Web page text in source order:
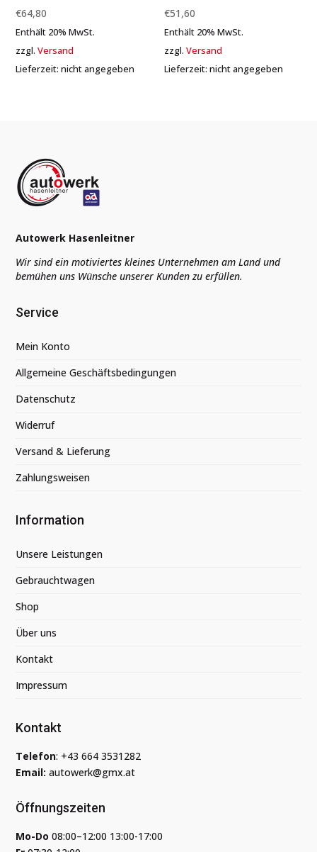
€64,80
Enthält 20% MwSt.
zzgl.Versand
Lieferzeit: nicht angegeben
€51,60
Enthält 20% MwSt.
zzgl.Versand
Lieferzeit: nicht angegeben
Autowerk Hasenleitner
Wir sind ein motiviertes kleines Unternehmen am Land und
bemühen uns Wünsche unserer Kunden zu erfüllen.
Service
Mein Konto
Allgemeine Geschäftsbedingungen
Datenschutz
Widerruf
Versand & Lieferung
Zahlungsweisen
Information
Unsere Leistungen
Gebrauchtwagen
Shop
Über uns
Kontakt
Impressum
Kontakt
Telefon: +43 664 3531282
Email: autowerk@gmx.at
Öffnungszeiten
Mo-Do 08:00–12:00 13:00-17:00